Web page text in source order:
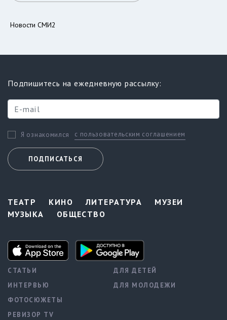
Новости СМИ2
Подпишитесь на ежедневную рассылку:
Я ознакомился с пользовательским соглашением
ПОДПИСАТЬСЯ
ТЕАТР КИНО ЛИТЕРАТУРА
МУЗЕИ
МУЗЫКА
ОБЩЕСТВО
СТАТЬИ
ИНТЕРВЬЮ
ФОТОСЮЖЕТЫ
РЕВИЗОР TV
ДЛЯ ДЕТЕЙ
ДЛЯ МОЛОДЕЖИ